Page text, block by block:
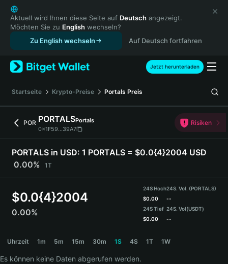
English
日本語
Tiếng Việt
Русский
Español (Latinoamérica)
Türkçe
Français
Deutsch
繁體中文
Português (Portugal)
Bahasa Indonesia
ภาษาไทย
हिन्दी
Español
Português (Brasil)
Aktuell wird Ihnen diese Seite auf Deutsch angezeigt.
Möchten Sie zu English wechseln?
Zu English wechseln
Auf Deutsch fortfahren
Jetzt herunterladen
Startseite Krypto-Preise Portals Preis
POR PORTALSPortals
0x1F59...39A7
Risiken
PORTALS in USD: 1 PORTALS = $0.0{4}2004 USD
0.00%
1T
$0.0{4}2004
0.00%
24S Hoch
$0.00
24S Tief
$0.00
24S. Vol. (PORTALS)
--
24S. Vol(USDT)
--
Uhrzeit 1m 5m 15m 30m 1S 4S 1T 1W
Es können keine Daten abgerufen werden.